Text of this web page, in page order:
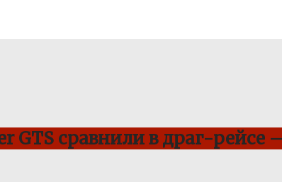
GTS сравнили в драг-